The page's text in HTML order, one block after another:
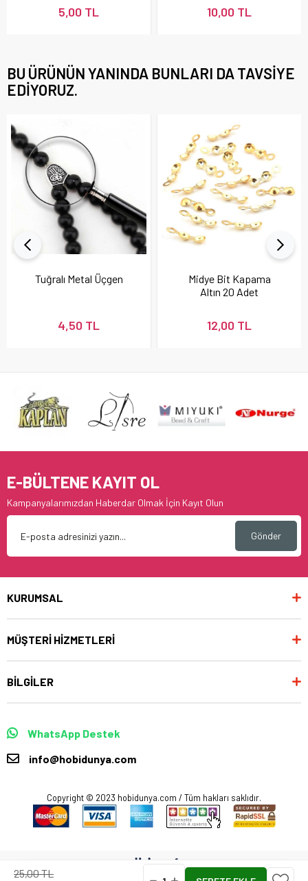
25,00 TL
5,00 TL 10,00 TL
BU ÜRÜNÜN YANINDA BUNLARI DA TAVSIYE
EDIYORUZ.
Tuğralı Metal Üçgen
4,50 TL
Midye Bit Kapama
Altın 20 Adet
12,00 TL
E-BÜLTENE KAYIT OL
Kampanyalarımızdan Haberdar Olmak İçin Kayıt Olun
Gönder
KURUMSAL
MÜŞTERİ HİZMETLERİ
BİLGİLER
WhatsApp Destek
info@hobidunya.com
Copyright © 2023 hobidunya.com / Tüm hakları saklıdır.